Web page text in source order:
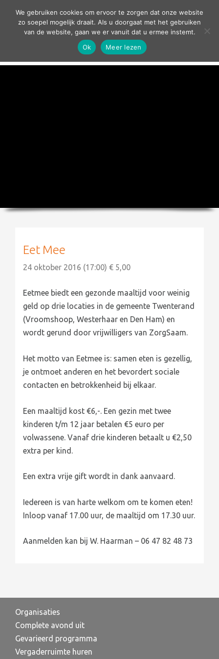
contact
Eet Mee
24 oktober 2016 (17:00) € 5,00
Eetmee biedt een gezonde maaltijd voor weinig
geld op drie locaties in de gemeente Twenterand
(Vroomshoop, Westerhaar en Den Ham) en
wordt gerund door vrijwilligers van ZorgSaam.
Het motto van Eetmee is: samen eten is gezellig,
je ontmoet anderen en het bevordert sociale
contacten en betrokkenheid bij elkaar.
Een maaltijd kost €6,-. Een gezin met twee
kinderen t/m 12 jaar betalen €5 euro per
volwassene. Vanaf drie kinderen betaalt u €2,50
extra per kind.
Een extra vrije gift wordt in dank aanvaard.
Iedereen is van harte welkom om te komen eten!
Inloop vanaf 17.00 uur, de maaltijd om 17.30 uur.
Aanmelden kan bij W. Haarman – 06 47 82 48 73
Organisaties
Complete avond uit
Gevarieerd programma
Vergaderruimte huren
We gebruiken cookies om ervoor te zorgen dat onze website
zo soepel mogelijk draait. Als u doorgaat met het gebruiken
van de website, gaan we er vanuit dat u ermee instemt.
Ok
Meer lezen